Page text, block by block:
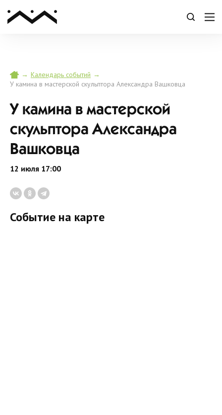
→ Календарь событий →
У камина в мастерской скульптора Александра Вашковца
У камина в мастерской
скульптора Александра
Вашковца
12 июля 17:00
Событие на карте